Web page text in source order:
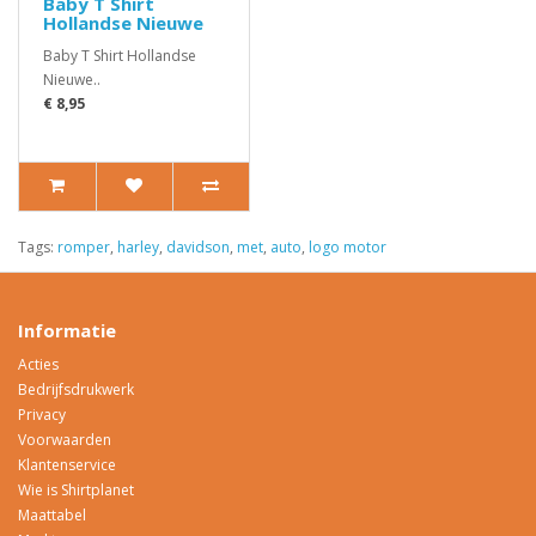
Hollandse Nieuwe
Baby T Shirt Hollandse
Nieuwe..
€ 8,95
Tags: romper, harley, davidson, met, auto, logo motor
Informatie
Acties
Bedrijfsdrukwerk
Privacy
Voorwaarden
Klantenservice
Wie is Shirtplanet
Maattabel